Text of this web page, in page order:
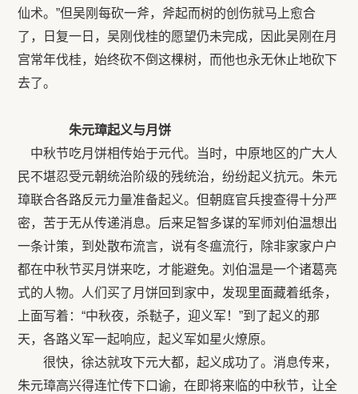
仙术。”但吴刚每砍一斧，斧起而树的创伤就马上愈合
了，日复一日，吴刚伐桂的愿望仍未完成，因此吴刚在月
宫常年伐桂，始终砍不倒这棵树，而他也永无休止地砍下
去了。
朱元璋起义与月饼
中秋节吃月饼相传始于元代。当时，中原地区的广大人
民不堪忍受元朝统治阶级的残统治，纷纷起义抗元。朱元
璋联合各路反元力量准备起义。但朝庭官兵搜查得十分严
密，苦于无从传递消息。后来足智多谋的军师刘伯温想出
一条计策，到处散布流言，说有冬瘟流行，除非家家户户
都在中秋节买月饼来吃，才能避免。刘伯温是一个诸葛亮
式的人物。人们买了月饼回到家中，发现里面藏着纸条，
上面写着：“中秋夜，杀鞑子，迎义军！”到了起义的那
天，各路义军一起响应，起义军如星火燎原。
很快，徐达就攻下元大都，起义成功了。消息传来，
朱元璋高兴得连忙传下口谕，在即将来临的中秋节，让全